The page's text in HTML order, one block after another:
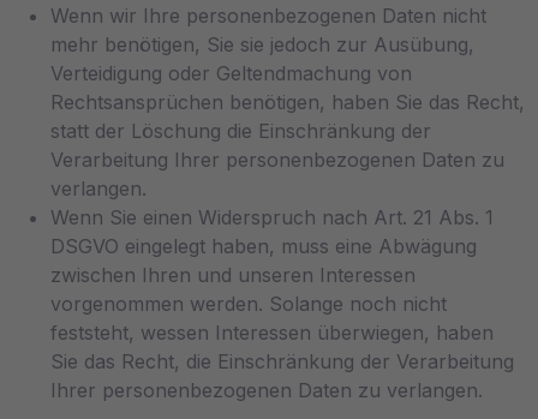
Wenn wir Ihre personenbezogenen Daten nicht
mehr benötigen, Sie sie jedoch zur Ausübung,
Verteidigung oder Geltendmachung von
Rechtsansprüchen benötigen, haben Sie das Recht,
statt der Löschung die Einschränkung der
Verarbeitung Ihrer personenbezogenen Daten zu
verlangen.
Wenn Sie einen Widerspruch nach Art. 21 Abs. 1
DSGVO eingelegt haben, muss eine Abwägung
zwischen Ihren und unseren Interessen
vorgenommen werden. Solange noch nicht
feststeht, wessen Interessen überwiegen, haben
Sie das Recht, die Einschränkung der Verarbeitung
Ihrer personenbezogenen Daten zu verlangen.